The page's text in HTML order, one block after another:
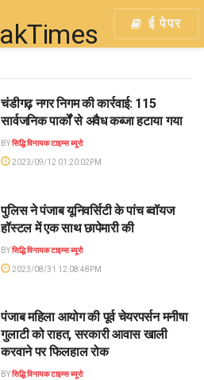
ई पेपर
चंडीगढ़ नगर निगम की कार्रवाई: 115
सार्वजनिक पार्कों से अवैध कब्जा हटाया गया
BYसिद्धि विनायक टाइम्स ब्यूरो
2023/09/12 01:20:02PM
पुलिस ने पंजाब यूनिवर्सिटी के पांच ब्वॉयज
हॉस्टल में एक साथ छापेमारी की
BYसिद्धि विनायक टाइम्स ब्यूरो
2023/08/31 12:08:48PM
पंजाब महिला आयोग की पूर्व चेयरपर्सन मनीषा
गुलाटी को राहत, सरकारी आवास खाली
करवाने पर फिलहाल रोक
BYसिद्धि विनायक टाइम्स ब्यूरो